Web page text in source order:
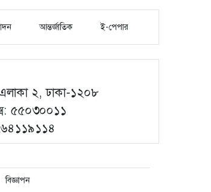
আন্তর্জাতিক ই-পেপার
২, ঢাকা-১২০৮
৫৫০৩০০১১
বিজ্ঞাপন